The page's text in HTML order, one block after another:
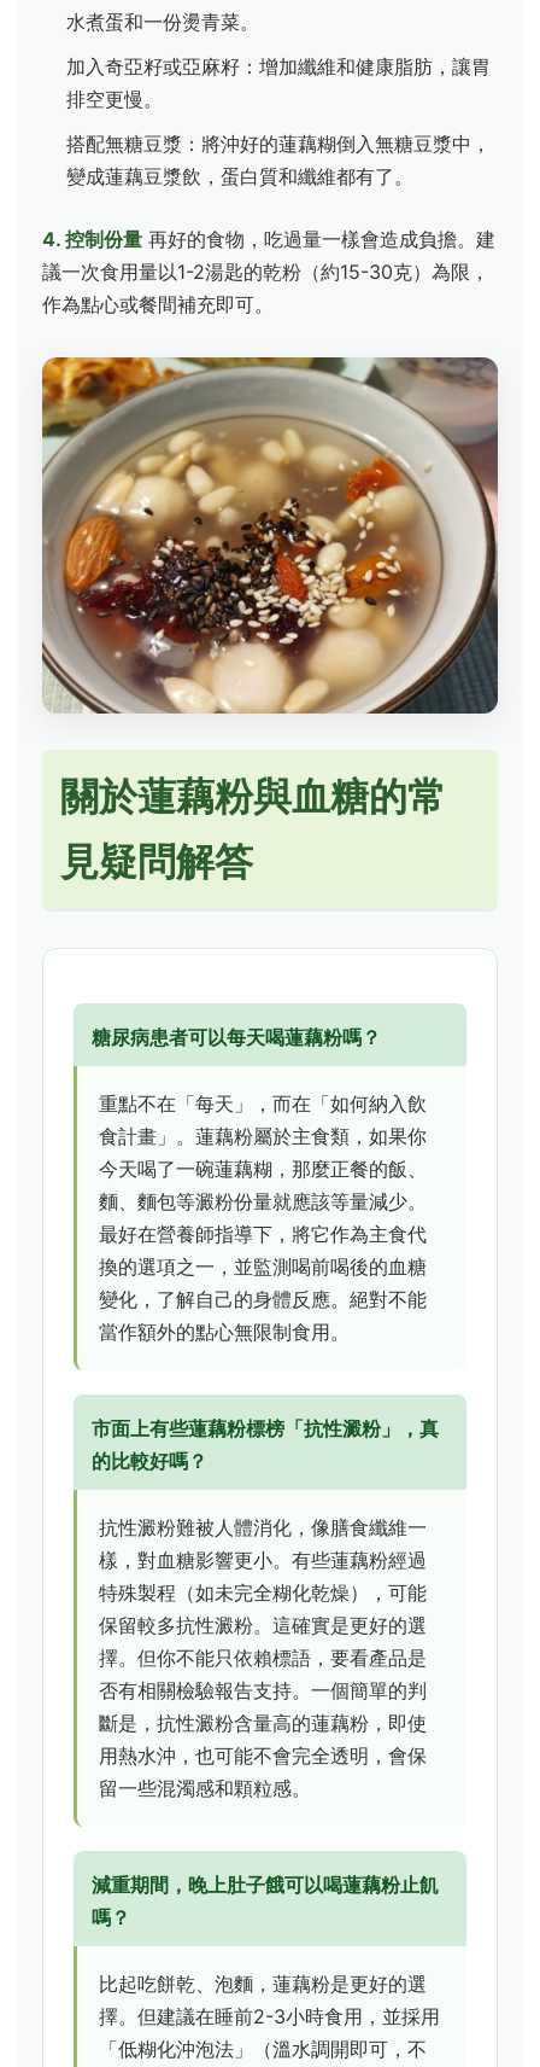
水煮蛋和一份燙青菜。
加入奇亞籽或亞麻籽：增加纖維和健康脂肪，讓胃
排空更慢。
搭配無糖豆漿：將沖好的蓮藕糊倒入無糖豆漿中，
變成蓮藕豆漿飲，蛋白質和纖維都有了。
4. 控制份量 再好的食物，吃過量一樣會造成負擔。建
議一次食用量以1-2湯匙的乾粉（約15-30克）為限，
作為點心或餐間補充即可。
關於蓮藕粉與血糖的常
見疑問解答
糖尿病患者可以每天喝蓮藕粉嗎？
重點不在「每天」，而在「如何納入飲
食計畫」。蓮藕粉屬於主食類，如果你
今天喝了一碗蓮藕糊，那麼正餐的飯、
麵、麵包等澱粉份量就應該等量減少。
最好在營養師指導下，將它作為主食代
換的選項之一，並監測喝前喝後的血糖
變化，了解自己的身體反應。絕對不能
當作額外的點心無限制食用。
市面上有些蓮藕粉標榜「抗性澱粉」，真
的比較好嗎？
抗性澱粉難被人體消化，像膳食纖維一
樣，對血糖影響更小。有些蓮藕粉經過
特殊製程（如未完全糊化乾燥），可能
保留較多抗性澱粉。這確實是更好的選
擇。但你不能只依賴標語，要看產品是
否有相關檢驗報告支持。一個簡單的判
斷是，抗性澱粉含量高的蓮藕粉，即使
用熱水沖，也可能不會完全透明，會保
留一些混濁感和顆粒感。
減重期間，晚上肚子餓可以喝蓮藕粉止飢
嗎？
比起吃餅乾、泡麵，蓮藕粉是更好的選
擇。但建議在睡前2-3小時食用，並採用
「低糊化沖泡法」（溫水調開即可，不